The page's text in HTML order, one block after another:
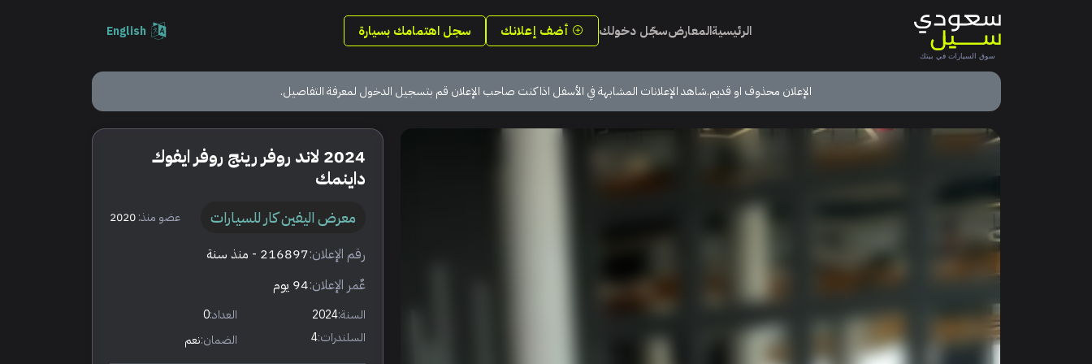
الرئيسيةالمعارضسجّل دخولك أضف إعلانك سجل اهتمامك بسيارة English
الإعلان محذوف او قديم.شاهد الإعلانات المشابهة في الأسفل اذا كنت صاحب الإعلان قم بتسجيل الدخول لمعرفة التفاصيل.
2024 لاند روفر رينج روفر ايفوك
داينمك
معرض اليفين كار للسيارات عضو منذ:2020
رقم الإعلان:216897 - منذ سنة
عٌمر الإعلان:94 يوم
السنة:2024 العداد:0
السلندرات:4 الضمان:نعم